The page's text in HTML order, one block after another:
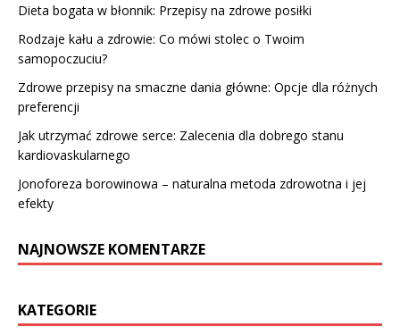
Dieta bogata w błonnik: Przepisy na zdrowe posiłki
Rodzaje kału a zdrowie: Co mówi stolec o Twoim
samopoczuciu?
Zdrowe przepisy na smaczne dania główne: Opcje dla różnych
preferencji
Jak utrzymać zdrowe serce: Zalecenia dla dobrego stanu
kardiovaskularnego
Jonoforeza borowinowa – naturalna metoda zdrowotna i jej
efekty
NAJNOWSZE KOMENTARZE
KATEGORIE